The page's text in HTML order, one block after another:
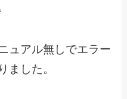
ュアル無しでエラー
ました。